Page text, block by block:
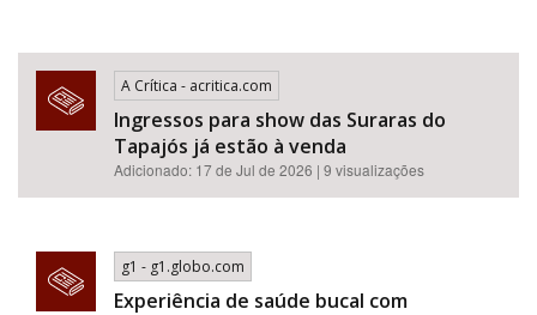
A Crítica - acritica.com
Ingressos para show das Suraras do
Tapajós já estão à venda
Adicionado: 17 de Jul de 2026 | 9 visualizações
g1 - g1.globo.com
Experiência de saúde bucal com